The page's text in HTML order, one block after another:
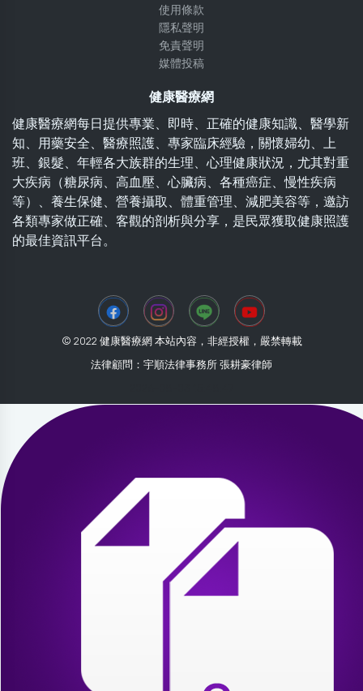
使用條款
隱私聲明
免責聲明
媒體投稿
健康醫療網
健康醫療網每日提供專業、即時、正確的健康知識、醫學新
知、用藥安全、醫療照護、專家臨床經驗，關懷婦幼、上
班、銀髮、年輕各大族群的生理、心理健康狀況，尤其對重
大疾病（糖尿病、高血壓、心臟病、各種癌症、慢性疾病
等）、養生保健、營養攝取、體重管理、減肥美容等，邀訪
各類專家做正確、客觀的剖析與分享，是民眾獲取健康照護
的最佳資訊平台。
© 2022 健康醫療網 本站內容，非經授權，嚴禁轉載
法律顧問：宇順法律事務所 張耕豪律師